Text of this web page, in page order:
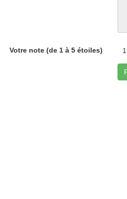
Votre note (de 1 à 5 étoiles) 1